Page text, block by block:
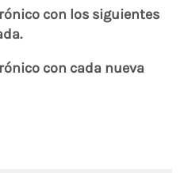
con los siguientes
con cada nueva